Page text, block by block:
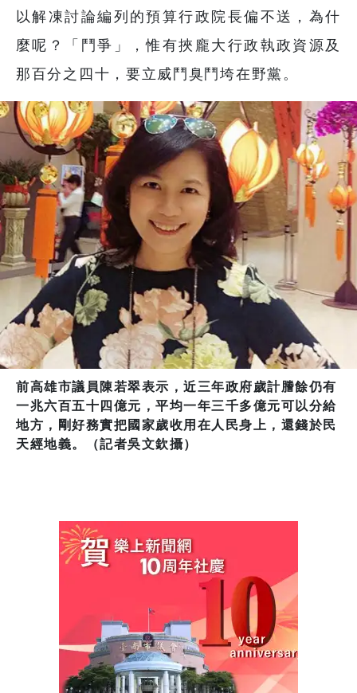
以解凍討論編列的預算行政院長偏不送，為什
麼呢？「鬥爭」，惟有挾龐大行政執政資源及
那百分之四十，要立威鬥臭鬥垮在野黨。
前高雄市議員陳若翠表示，近三年政府歲計謄餘仍有
一兆六百五十四億元，平均一年三千多億元可以分給
地方，剛好務實把國家歲收用在人民身上，還錢於民
天經地義。（記者吳文欽攝）